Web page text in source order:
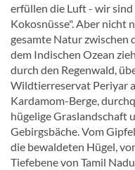
erfüllen die Luft - wir
Kokosnüsse". Aber nicht
gesamte Natur zwischen
dem Indischen Ozean
durch den Regenwald,
Wildtierreservat Periyar
Kardamom-Berge,
hügelige Graslandschaft
Gebirgsbäche. Vom
die bewaldeten Hügel,
Tiefebene von Tamil